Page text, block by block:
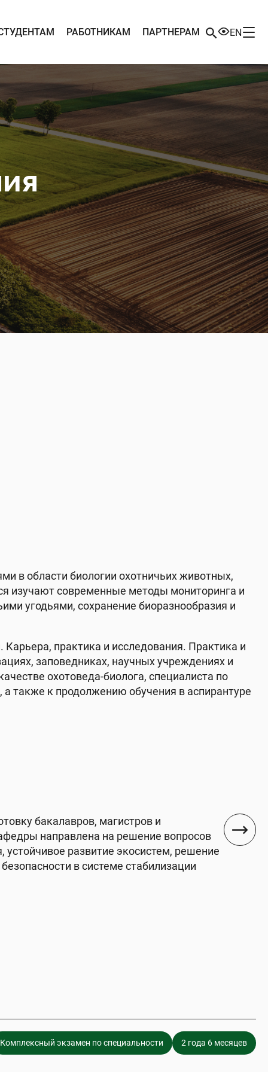
РАБОТНИКАМ ПАРТНЕРАМ EN
в области биологии охотничьих животных,
изучают современные методы мониторинга и
угодьями, сохранение биоразнообразия и
практика и исследования. Практика и
заповедниках, научных учреждениях и
охотоведа-биолога, специалиста по
а также к продолжению обучения в аспирантуре
бакалавров, магистров и
направлена на решение вопросов
устойчивое развитие экосистем, решение
в системе стабилизации
Комплексный экзамен по специальности 2 года 6 месяцев